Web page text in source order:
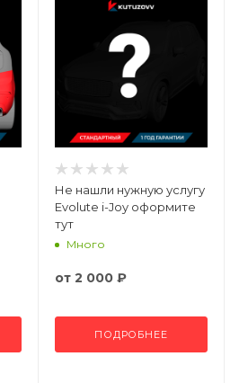
Не нашли нужную услугу
Evolute i-Joy оформите
тут
Много
от 2 000 ₽
ПОДРОБНЕЕ